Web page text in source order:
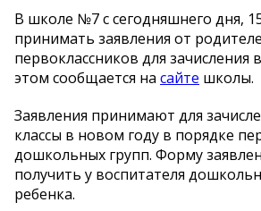
В школе №7 с сегодняшнего дня,
принимать заявления от
первоклассников для зачисления
этом сообщается на сайте школы.
Заявления принимают для
классы в новом году в порядке
дошкольных групп. Форму
получить у воспитателя
ребенка.